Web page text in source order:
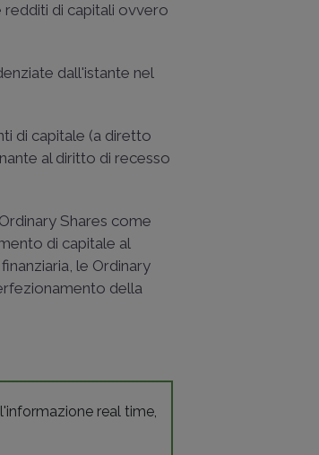
redditi di capitali ovvero
dall'istante nel
di capitale (a diretto
al diritto di recesso
Shares come
di capitale al
le Ordinary
della
real time,